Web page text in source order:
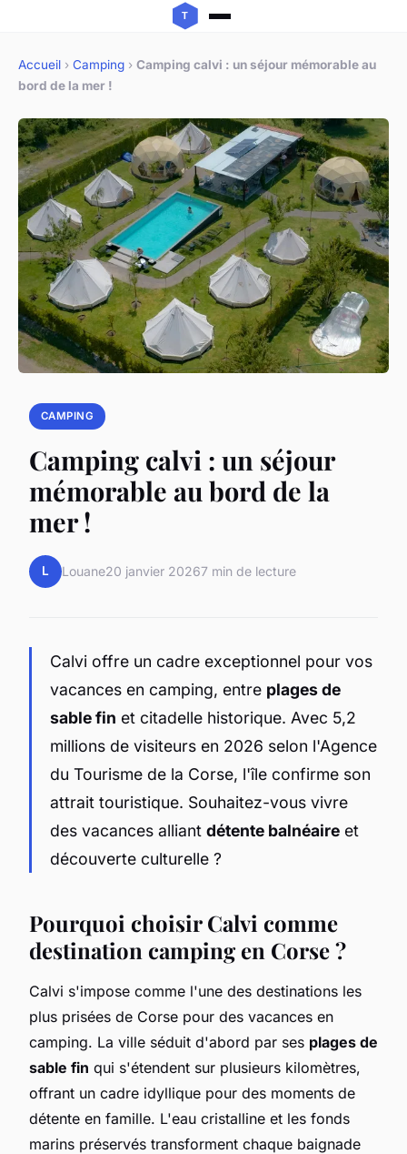
Accueil › Camping › Camping calvi : un séjour mémorable au
bord de la mer !
CAMPING
Camping calvi : un séjour
mémorable au bord de la
mer !
L Louane20 janvier 20267 min de lecture
Calvi offre un cadre exceptionnel pour vos
vacances en camping, entre plages de
sable fin et citadelle historique. Avec 5,2
millions de visiteurs en 2026 selon l'Agence
du Tourisme de la Corse, l'île confirme son
attrait touristique. Souhaitez-vous vivre
des vacances alliant détente balnéaire et
découverte culturelle ?
Pourquoi choisir Calvi comme
destination camping en Corse ?
Calvi s'impose comme l'une des destinations les
plus prisées de Corse pour des vacances en
camping. La ville séduit d'abord par ses plages de
sable fin qui s'étendent sur plusieurs kilomètres,
offrant un cadre idyllique pour des moments de
détente en famille. L'eau cristalline et les fonds
marins préservés transforment chaque baignade